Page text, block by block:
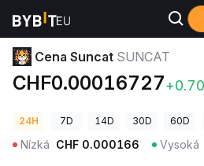
Ceny kryptoměn Cena Suncat SUNCAT
Cena Suncat SUNCAT
CHF0.00016727
24H 7D 14D 30D 60D
Nízká CHF 0.000166 Vysoká